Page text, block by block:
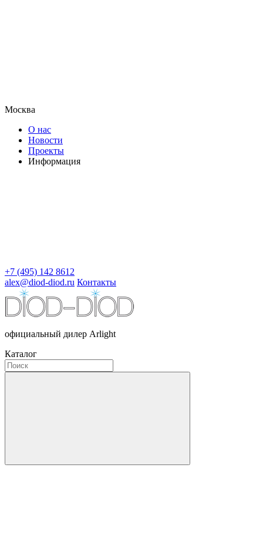
Москва
О нас
Новости
Проекты
Информация
+7 (495) 142 8612
alex@diod-diod.ru Контакты
официальный дилер Arlight
Каталог